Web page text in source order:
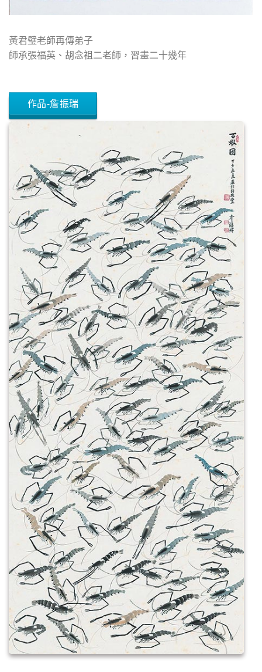
黃君璧老師再傳弟子
師承張福英、胡念祖二老師，習畫二十幾年
作品-詹振瑞